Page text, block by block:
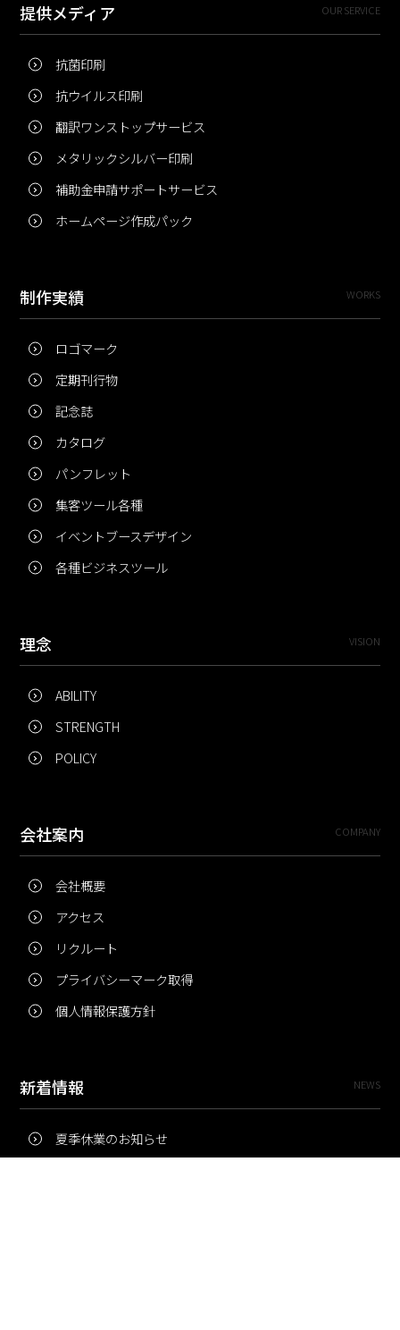
提供メディア OUR SERVICE
抗菌印刷
抗ウイルス印刷
翻訳ワンストップサービス
メタリックシルバー印刷
補助金申請サポートサービス
ホームページ作成パック
制作実績 WORKS
ロゴマーク
定期刊行物
記念誌
カタログ
パンフレット
集客ツール各種
イベントブースデザイン
各種ビジネスツール
理念 VISION
ABILITY
STRENGTH
POLICY
会社案内 COMPANY
会社概要
アクセス
リクルート
プライバシーマーク取得
個人情報保護方針
新着情報 NEWS
夏季休業のお知らせ